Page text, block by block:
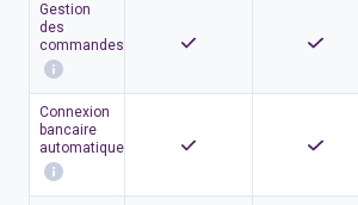
Gestion
des
commandes
Connexion
bancaire
automatique